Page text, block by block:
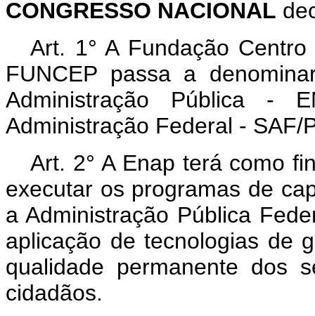
CONGRESSO NACIONAL
Art. 1° A Fundação
FUNCEP passa a
Administração Pública -
Administração Federal - SAF/
Art. 2° A Enap terá como
executar os programas de
a Administração Pública
aplicação de tecnologias de
qualidade permanente dos
cidadãos.